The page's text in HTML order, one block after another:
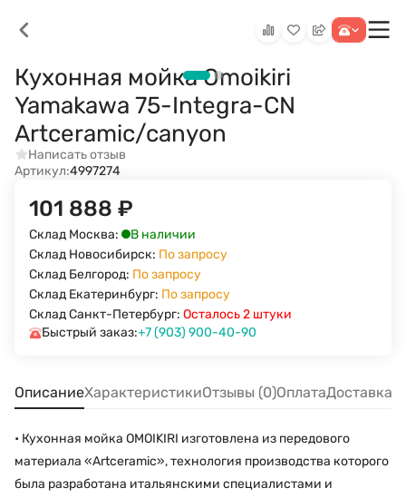
Кухонная мойка Omoikiri
Yamakawa 75-Integra-CN
Artceramic/canyon
Написать отзыв
Артикул:4997274
101 888 ₽
Склад Москва:
В наличии
Склад Новосибирск: По запросу
Склад Белгород: По запросу
Склад Екатеринбург: По запросу
Склад Санкт-Петербург: Осталось 2 штуки
Быстрый заказ:+7 (903) 900-40-90
ОписаниеХарактеристикиОтзывы (0)ОплатаДоставка
• Кухонная мойка OMOIKIRI изготовлена из передового
материала «Artceramic», технология производства которого
была разработана итальянскими специалистами и